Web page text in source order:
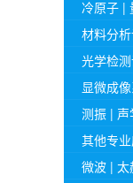
冷原子 |
材料分
光学检
显微成
测振 |
其他专
微波 | 太